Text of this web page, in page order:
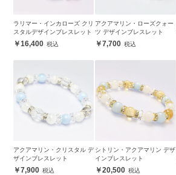
ラリマー・インカローズ クリ
スタルデザインブレスレット
16,400
アクアマリン・ローズクォー
ツ デザインブレスレット
7,700
アクアマリン・クリスタル デ
ザインブレスレット
7,900
シトリン・アクアマリン デザ
インブレスレット
20,500